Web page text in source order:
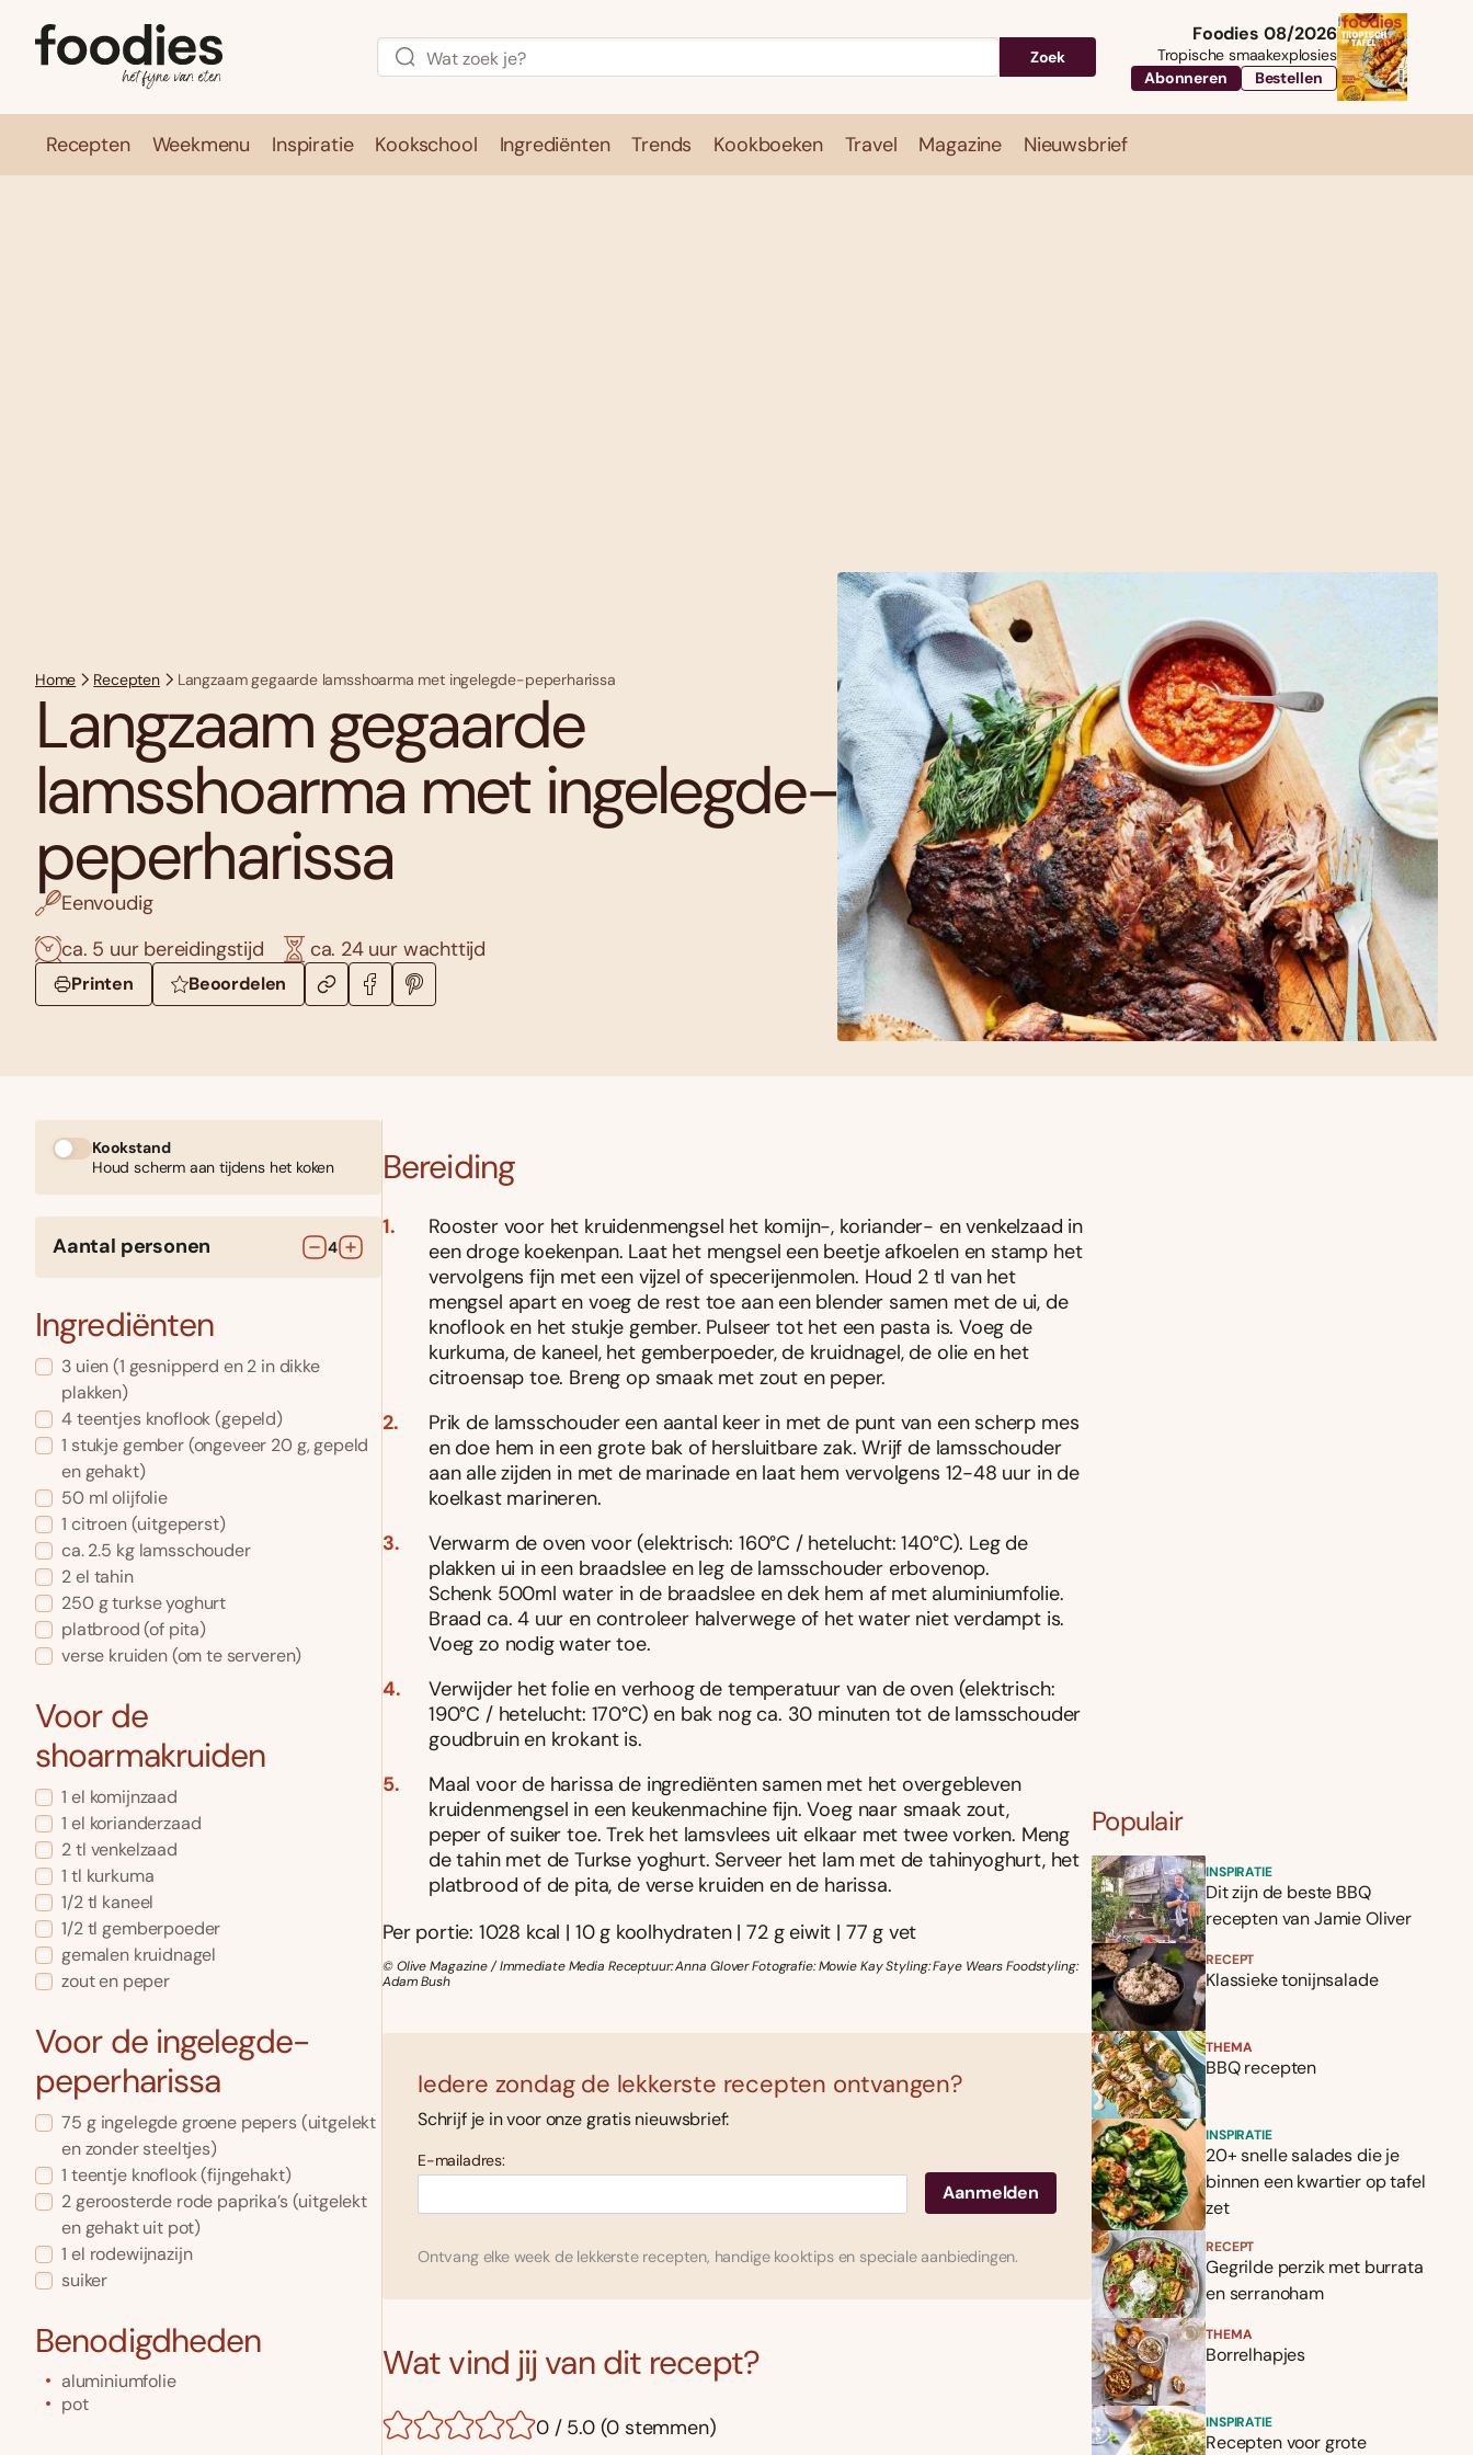
Zoek
Foodies 08/2026
Tropische smaakexplosies
Abonneren
Bestellen
Recepten Weekmenu Inspiratie Kookschool Ingrediënten Trends Kookboeken Travel Magazine Nieuwsbrief
Home Recepten Langzaam gegaarde lamsshoarma met ingelegde-peperharissa
Langzaam gegaarde
lamsshoarma met ingelegde-
peperharissa
Eenvoudig
ca. 5 uur bereidingstijd
ca. 24 uur wachttijd
Printen Beoordelen
Kookstand
Houd scherm aan tijdens het koken
Aantal personen 4
Ingrediënten
3 uien(1 gesnipperd en 2 in dikke
plakken)
4teentjes knoflook(gepeld)
1 stukjegember(ongeveer 20 g, gepeld
en gehakt)
50 ml olijfolie
1 citroen(uitgeperst)
ca. 2.5 kg lamsschouder
2el tahin
250 gturkse yoghurt
platbrood(of pita)
verse kruiden(om te serveren)
Voor de
shoarmakruiden
1 el komijnzaad
1 el korianderzaad
2tl venkelzaad
1 tl kurkuma
1/2 tl kaneel
1/2 tl gemberpoeder
gemalen kruidnagel
zout en peper
Voor de ingelegde-
peperharissa
75 g ingelegde groene pepers(uitgelekt
en zonder steeltjes)
1 teentje knoflook(fijngehakt)
2geroosterde rode paprika’s(uitgelekt
en gehakt uit pot)
1 el rodewijnazijn
suiker
Benodigdheden
aluminiumfolie
pot
Bereiding
Rooster voor het kruidenmengsel het komijn-, koriander- en venkelzaad in
een droge koekenpan. Laat het mengsel een beetje afkoelen en stamp het
vervolgens fijn met een vijzel of specerijenmolen. Houd 2 tl van het
mengsel apart en voeg de rest toe aan een blender samen met de ui, de
knoflook en het stukje gember. Pulseer tot het een pasta is. Voeg de
kurkuma, de kaneel, het gemberpoeder, de kruidnagel, de olie en het
citroensap toe. Breng op smaak met zout en peper.
Prik de lamsschouder een aantal keer in met de punt van een scherp mes
en doe hem in een grote bak of hersluitbare zak. Wrijf de lamsschouder
aan alle zijden in met de marinade en laat hem vervolgens 12-48 uur in de
koelkast marineren.
Verwarm de oven voor (elektrisch: 160°C / hetelucht: 140°C). Leg de
plakken ui in een braadslee en leg de lamsschouder erbovenop.
Schenk 500ml water in de braadslee en dek hem af met aluminiumfolie.
Braad ca. 4 uur en controleer halverwege of het water niet verdampt is.
Voeg zo nodig water toe.
Verwijder het folie en verhoog de temperatuur van de oven (elektrisch:
190°C / hetelucht: 170°C) en bak nog ca. 30 minuten tot de lamsschouder
goudbruin en krokant is.
Maal voor de harissa de ingrediënten samen met het overgebleven
kruidenmengsel in een keukenmachine fijn. Voeg naar smaak zout,
peper of suiker toe. Trek het lamsvlees uit elkaar met twee vorken. Meng
de tahin met de Turkse yoghurt. Serveer het lam met de tahinyoghurt, het
platbrood of de pita, de verse kruiden en de harissa.
Per portie: 1028 kcal | 10 g koolhydraten | 72 g eiwit | 77 g vet
© Olive Magazine / Immediate Media Receptuur: Anna Glover Fotografie: Mowie Kay Styling: Faye Wears Foodstyling:
Adam Bush
Iedere zondag de lekkerste recepten ontvangen?
Schrijf je in voor onze gratis nieuwsbrief:
E-mailadres:
Ontvang elke week de lekkerste recepten, handige kooktips en speciale aanbiedingen.
Wat vind jij van dit recept?
0 / 5.0 (0 stemmen)
Populair
INSPIRATIE
Dit zijn de beste BBQ
recepten van Jamie Oliver
RECEPT
Klassieke tonijnsalade
THEMA
BBQ recepten
INSPIRATIE
20+ snelle salades die je
binnen een kwartier op tafel
zet
RECEPT
Gegrilde perzik met burrata
en serranoham
THEMA
Borrelhapjes
INSPIRATIE
Recepten voor grote